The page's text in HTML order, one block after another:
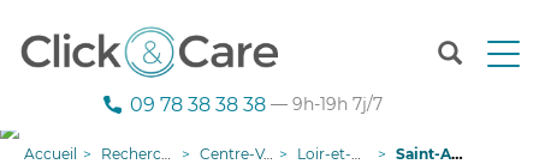
T
09 78 38 38 38 — 9h-19h 7j/7
Accueil Recherche aide à domicile Centre-Val de Loire Loir-et-Cher Saint-Amand-Longpré